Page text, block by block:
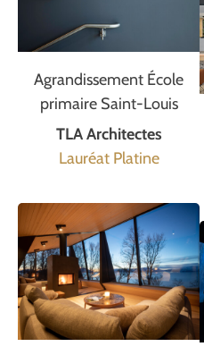
Agrandissement École
primaire Saint-Louis
TLA Architectes
Lauréat Platine